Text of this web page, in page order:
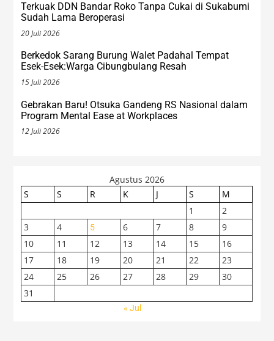
Terkuak DDN Bandar Roko Tanpa Cukai di Sukabumi
Sudah Lama Beroperasi
20 Juli 2026
Berkedok Sarang Burung Walet Padahal Tempat
Esek-Esek:Warga Cibungbulang Resah
15 Juli 2026
Gebrakan Baru! Otsuka Gandeng RS Nasional dalam
Program Mental Ease at Workplaces
12 Juli 2026
Agustus 2026
S
S R K J S
M
1
2
3
4 5 6 7 8
9
10
11 12 13 14 15
16
17
18 19 20 21 22
23
24
25 26 27 28 29
30
31
« Jul